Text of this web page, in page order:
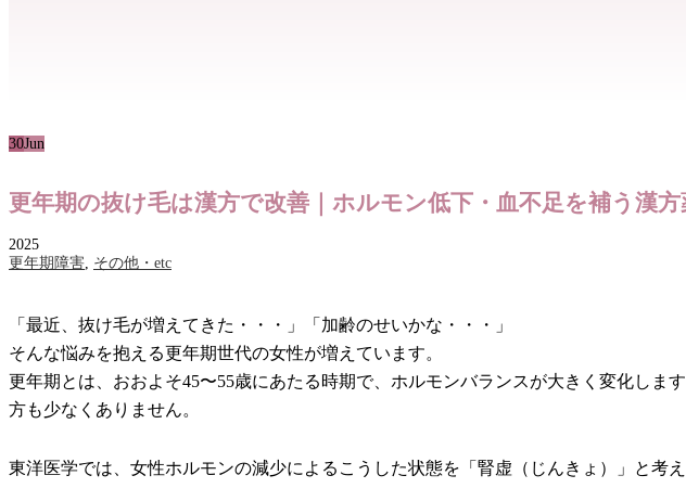
30Jun
更年期の抜け毛は漢方で改善｜ホルモン低下・血不足を補う漢
2025
更年期障害, その他・etc
「最近、抜け毛が増えてきた・・・」「加齢のせいかな・・・」
そんな悩みを抱える更年期世代の女性が増えています。
更年期とは、おおよそ45〜55歳にあたる時期で、ホルモンバランスが大きく変化し
方も少なくありません。
東洋医学では、女性ホルモンの減少によるこうした状態を「腎虚（じんきょ）」と考